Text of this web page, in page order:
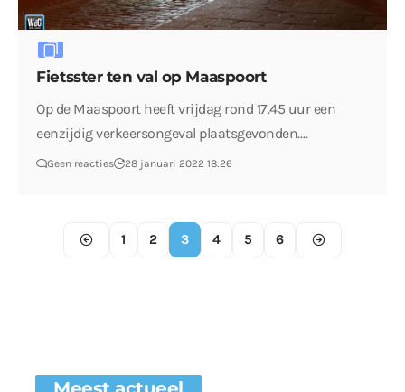
Fietsster ten val op Maaspoort
Op de Maaspoort heeft vrijdag rond 17.45 uur een
eenzijdig verkeersongeval plaatsgevonden.…
Geen reacties 28 januari 2022 18:26
1 2 3 4 5 6